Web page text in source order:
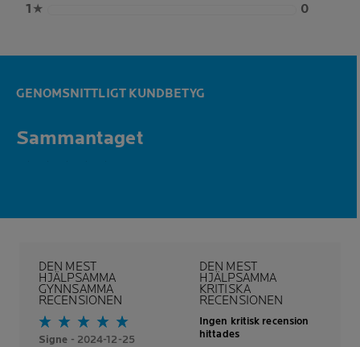
1 ★ 0
GENOMSNITTLIGT KUNDBETYG
Sammantaget
5,0 out of 5 stars
DEN MEST
HJÄLPSAMMA
GYNNSAMMA
RECENSIONEN
Signe - 2024-12-25
DEN MEST
HJÄLPSAMMA
KRITISKA
RECENSIONEN
Ingen kritisk recension
hittades